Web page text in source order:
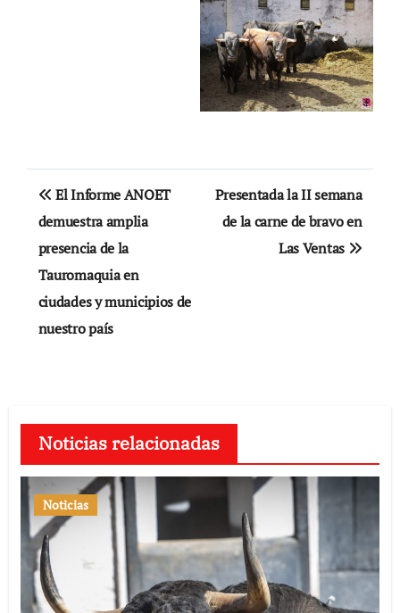
Navegación
de
entradas
El Informe ANOET
demuestra amplia
presencia de la
Tauromaquia en
ciudades y municipios de
nuestro país
Presentada la II semana
de la carne de bravo en
Las Ventas
Noticias relacionadas
Noticias